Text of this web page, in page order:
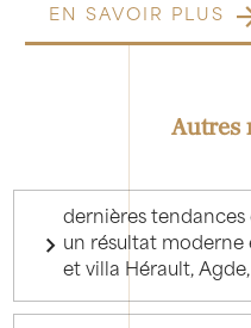
EN SAVOIR PLUS
Autres
dernières
un résultat
et villa Hérault,